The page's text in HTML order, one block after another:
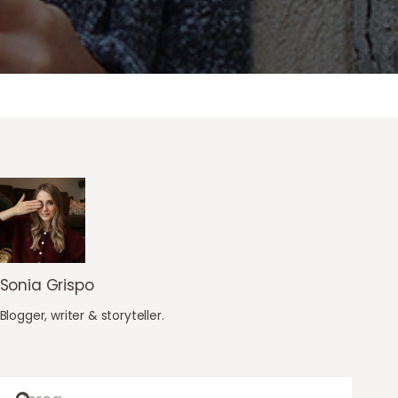
Sonia Grispo
Blogger, writer & storyteller.